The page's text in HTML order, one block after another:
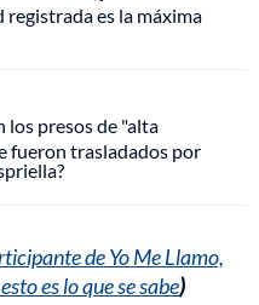
registrada es la máxima
los presos de "alta
fueron trasladados por
de Yo Me Llamo,
es lo que se sabe)